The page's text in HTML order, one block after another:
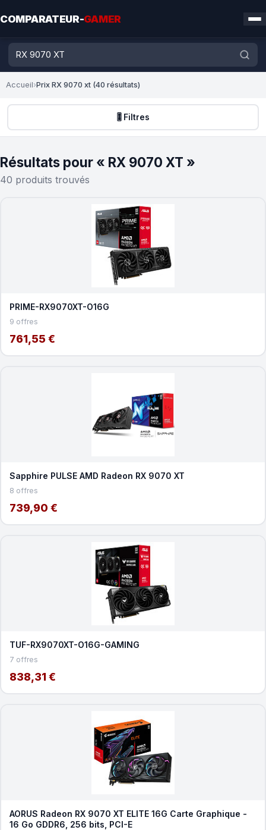
COMPARATEUR-GAMER
Accueil›Prix RX 9070 xt (40 résultats)
🎚️ Filtres
Résultats pour « RX 9070 XT »
40 produits trouvés
PRIME-RX9070XT-O16G
9 offres
761,55 €
Sapphire PULSE AMD Radeon RX 9070 XT
8 offres
739,90 €
TUF-RX9070XT-O16G-GAMING
7 offres
838,31 €
AORUS Radeon RX 9070 XT ELITE 16G Carte Graphique -
16 Go GDDR6, 256 bits, PCI-E